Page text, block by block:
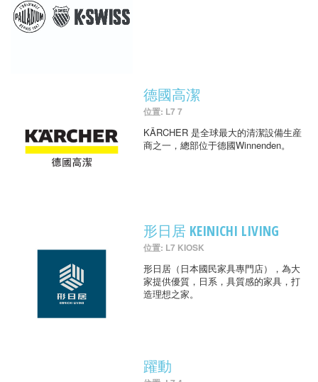
德國高潔
位置: L7 7
KÄRCHER 是全球最大的清潔設備生産
商之一，總部位于德國Winnenden。
形日居 KEINICHI LIVING
位置: L7 KIOSK
形日居（日本國民家具專門店），為大
家提供優質，日系，具質感的家具，打
造理想之家。
躍動